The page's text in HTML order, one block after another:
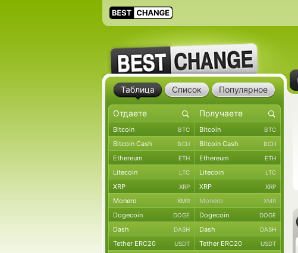
Таблица Список Популярное
Bitcoin BTC Bitcoin BTC
Bitcoin Cash BCH Bitcoin Cash BCH
Ethereum ETH Ethereum ETH
Litecoin LTC Litecoin LTC
XRP XRP XRP XRP
Monero XMR Monero XMR
Dogecoin DOGE Dogecoin DOGE
Dash DASH Dash DASH
Tether ERC20 USDT Tether ERC20 USDT